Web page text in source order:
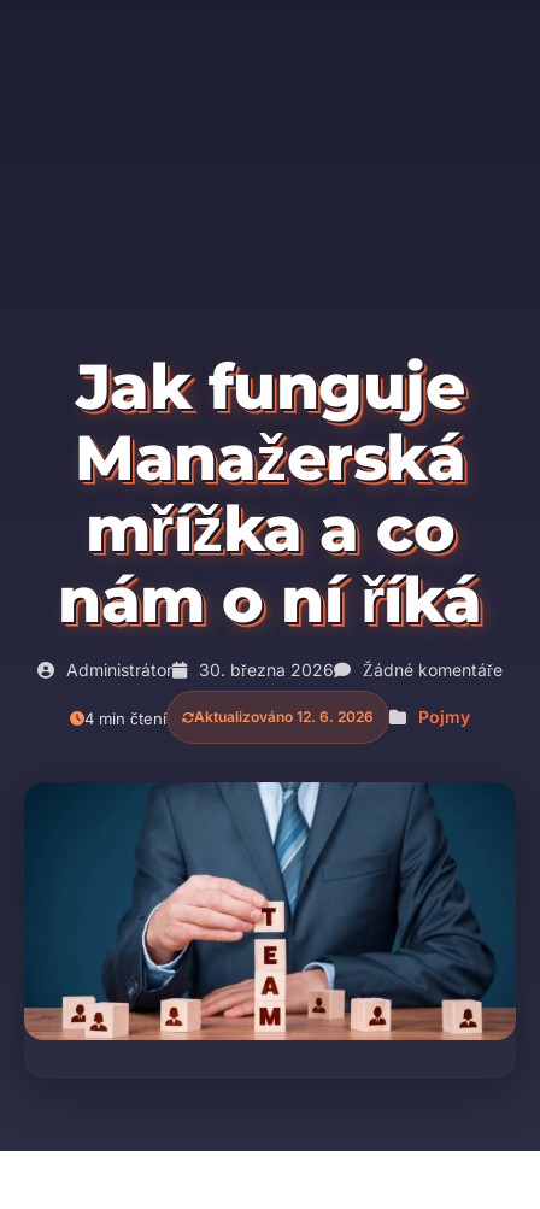
Jak funguje
Manažerská
mřížka a co
nám o ní říká
Administrátor 30. března 2026 Žádné komentáře
4 min čtení Aktualizováno 12. 6. 2026 Pojmy